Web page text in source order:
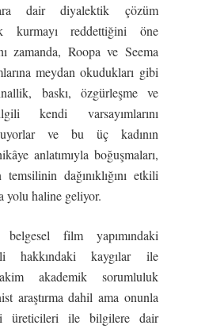
dair diyalektik çözüm
kurmayı reddettiğini öne
zamanda, Roopa ve Seema
meydan okudukları gibi
baskı, özgürleşme ve
kendi varsayımlarını
ve bu üç kadının
anlatımıyla boğuşmaları,
temsilinin dağınıklığını etkili
yolu haline geliyor.
film yapımındaki
hakkındaki kaygılar ile
akademik sorumluluk
araştırma dahil ama onunla
üreticileri ile bilgilere dair